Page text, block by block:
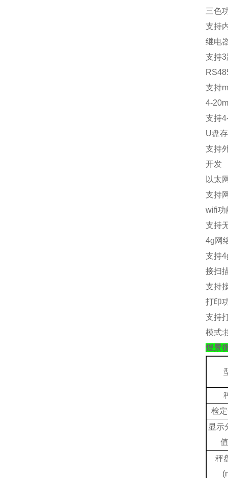
三色
支持
继电
支持3
支持
4-
支持
U盘
支持
开发
以太
支持
wifi功
支持
4g网
支持
接扫
支持
打印
支持
模式:
煜景
检
显示
值
秤